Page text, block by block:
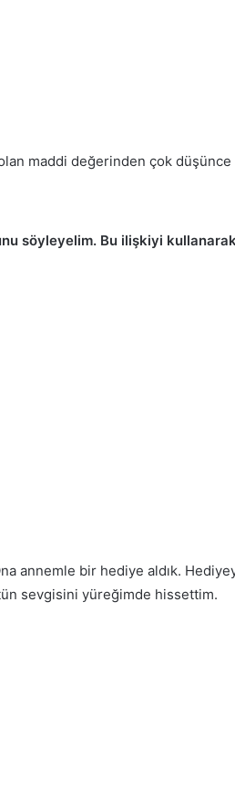
maddi değerinden çok
söyleyelim. Bu ilişkiyi
annemle bir hediye aldık.
sevgisini yüreğimde hissettim.